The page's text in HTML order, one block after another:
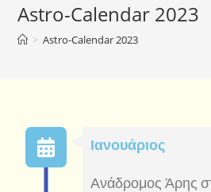
Astro-Calendar 2023
> Astro-Calendar 2023
Ιανουάριος
Ανάδρομος Άρης